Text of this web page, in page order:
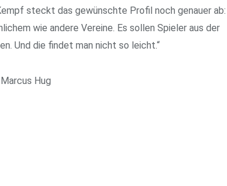
steckt das gewünschte Profil noch genauer ab:
wie andere Vereine. Es sollen Spieler aus der
Und die findet man nicht so leicht.“
Hug